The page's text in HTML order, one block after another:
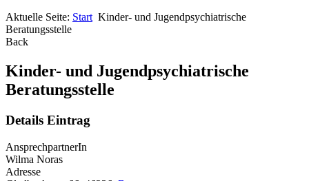
Aktuelle Seite: Start Kinder- und Jugendpsychiatrische
Beratungsstelle
Back
Kinder- und Jugendpsychiatrische
Beratungsstelle
Details Eintrag
AnsprechpartnerIn
Wilma Noras
Adresse